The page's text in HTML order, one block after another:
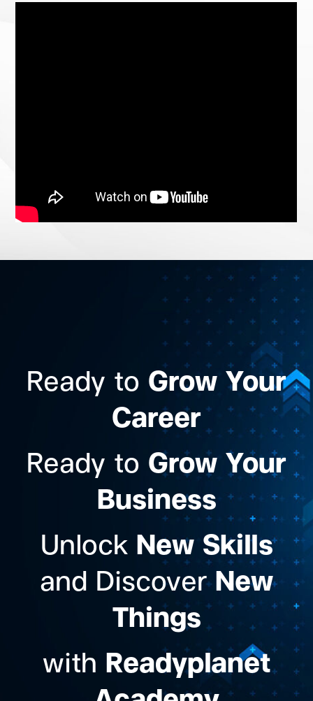
Ready to Grow Your
Career
Ready to Grow Your
Business
Unlock New Skills
and DiscoverNew
Things
with Readyplanet